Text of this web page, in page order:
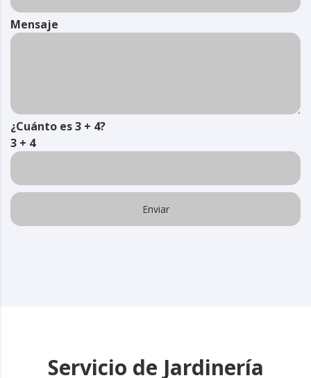
Mensaje
¿Cuánto es 3 + 4?
3 + 4
Servicio de Jardinería